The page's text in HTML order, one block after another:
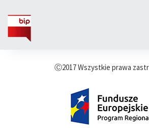
Ⓒ2017 Wszystkie prawa